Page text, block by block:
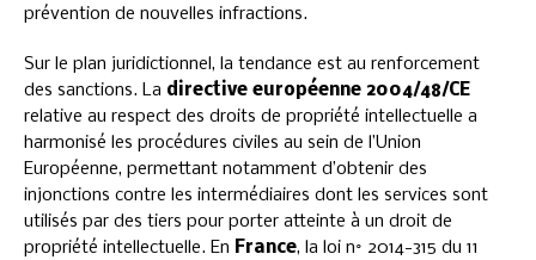
prévention de nouvelles infractions.
Sur le plan juridictionnel, la tendance est au renforcement
des sanctions. La directive européenne 2004/48/CE
relative au respect des droits de propriété intellectuelle a
harmonisé les procédures civiles au sein de l’Union
Européenne, permettant notamment d’obtenir des
injonctions contre les intermédiaires dont les services sont
utilisés par des tiers pour porter atteinte à un droit de
propriété intellectuelle. En France, la loi n° 2014-315 du 11